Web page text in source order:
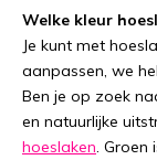
Welke kleur
Je kunt met
aanpassen, we
Ben je op zoek
en natuurlijke
hoeslaken. Groen